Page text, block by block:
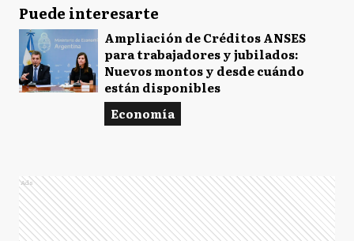
Puede interesarte
Ampliación de Créditos ANSES
para trabajadores y jubilados:
Nuevos montos y desde cuándo
están disponibles
Economía
Ads